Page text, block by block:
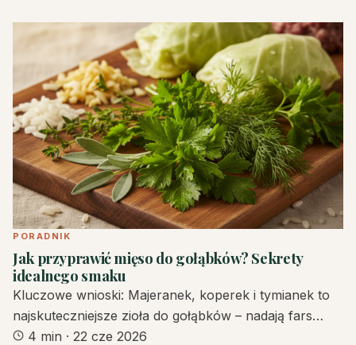
PORADNIK
Jak przyprawić mięso do gołąbków? Sekrety
idealnego smaku
Kluczowe wnioski: Majeranek, koperek i tymianek to
najskuteczniejsze zioła do gołąbków – nadają fars…
4 min · 22 cze 2026